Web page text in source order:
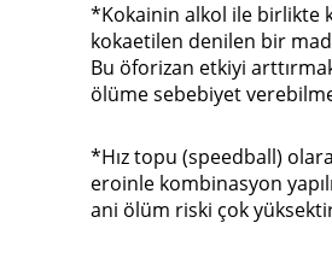
*Kokainin alkol ile birlikte
kokaetilen denilen bir
Bu öforizan etkiyi
ölüme sebebiyet
*Hız topu (speedball)
eroinle kombinasyon
ani ölüm riski çok